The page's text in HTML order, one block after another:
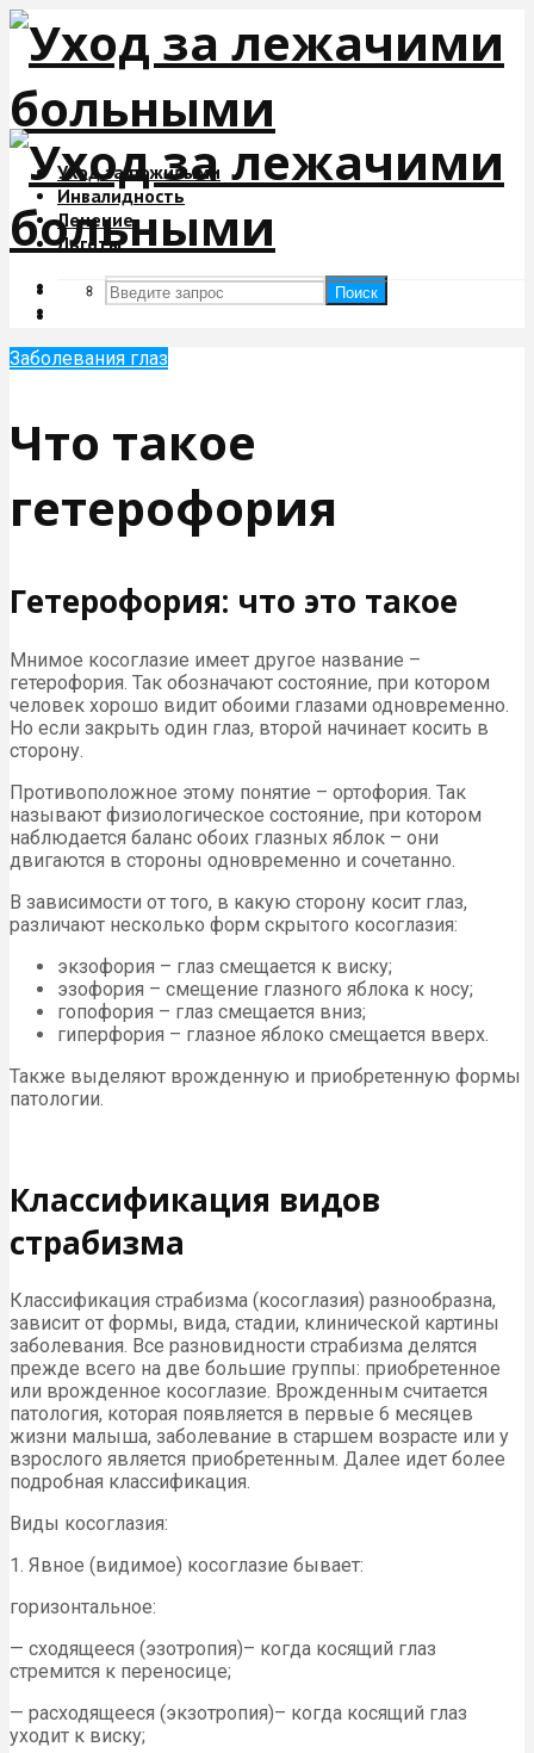
Уход за пожилыми
Инвалидность
Лечение
Льготы
Поиск
Поиск
Заболевания глаз
Что такое
гетерофория
Гетерофория: что это такое
Мнимое косоглазие имеет другое название –
гетерофория. Так обозначают состояние, при котором
человек хорошо видит обоими глазами одновременно.
Но если закрыть один глаз, второй начинает косить в
сторону.
Противоположное этому понятие – ортофория. Так
называют физиологическое состояние, при котором
наблюдается баланс обоих глазных яблок – они
двигаются в стороны одновременно и сочетанно.
В зависимости от того, в какую сторону косит глаз,
различают несколько форм скрытого косоглазия:
экзофория – глаз смещается к виску;
эзофория – смещение глазного яблока к носу;
гопофория – глаз смещается вниз;
гиперфория – глазное яблоко смещается вверх.
Также выделяют врожденную и приобретенную формы
патологии.
Классификация видов
страбизма
Классификация страбизма (косоглазия) разнообразна,
зависит от формы, вида, стадии, клинической картины
заболевания. Все разновидности страбизма делятся
прежде всего на две большие группы: приобретенное
или врожденное косоглазие. Врожденным считается
патология, которая появляется в первые 6 месяцев
жизни малыша, заболевание в старшем возрасте или у
взрослого является приобретенным. Далее идет более
подробная классификация.
Виды косоглазия:
1. Явное (видимое) косоглазие бывает:
горизонтальное:
— сходящееся (эзотропия)– когда косящий глаз
стремится к переносице;
— расходящееся (экзотропия)– когда косящий глаз
уходит к виску;